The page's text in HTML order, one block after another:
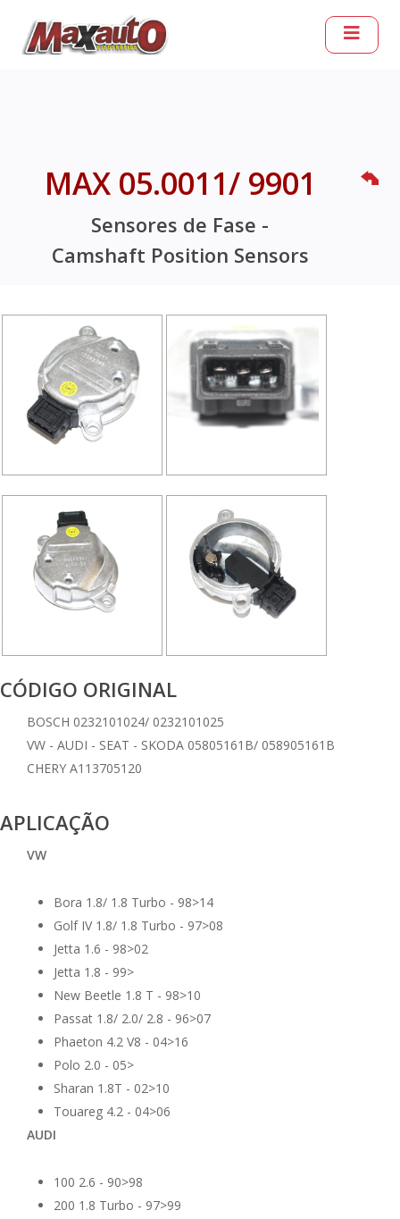
MAX 05.0011/ 9901
Sensores de Fase -
Camshaft Position Sensors
CÓDIGO ORIGINAL
BOSCH 0232101024/ 0232101025
VW - AUDI - SEAT - SKODA 05805161B/ 058905161B
CHERY A113705120
APLICAÇÃO
VW
Bora 1.8/ 1.8 Turbo - 98>14
Golf IV 1.8/ 1.8 Turbo - 97>08
Jetta 1.6 - 98>02
Jetta 1.8 - 99>
New Beetle 1.8 T - 98>10
Passat 1.8/ 2.0/ 2.8 - 96>07
Phaeton 4.2 V8 - 04>16
Polo 2.0 - 05>
Sharan 1.8T - 02>10
Touareg 4.2 - 04>06
AUDI
100 2.6 - 90>98
200 1.8 Turbo - 97>99